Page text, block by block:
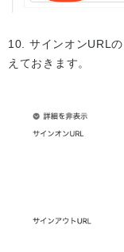
10. サインオンURLの
えておきます。